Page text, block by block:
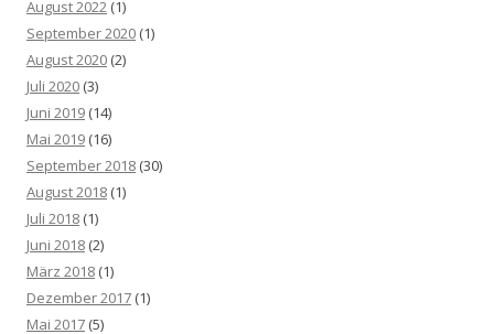
August 2022 (1)
September 2020 (1)
August 2020 (2)
Juli 2020 (3)
Juni 2019 (14)
Mai 2019 (16)
September 2018 (30)
August 2018 (1)
Juli 2018 (1)
Juni 2018 (2)
März 2018 (1)
Dezember 2017 (1)
Mai 2017 (5)